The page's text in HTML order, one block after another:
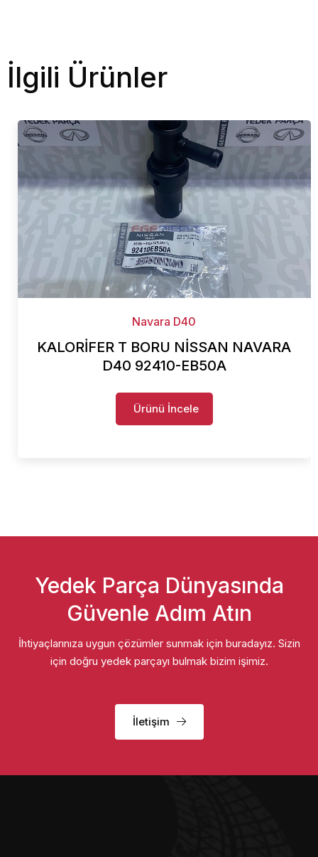
İlgili Ürünler
Navara D40
KALORİFER T BORU NİSSAN NAVARA
D40 92410-EB50A
Ürünü İncele
Yedek Parça Dünyasında
Güvenle Adım Atın
İhtiyaçlarınıza uygun çözümler sunmak için buradayız. Sizin
için doğru yedek parçayı bulmak bizim işimiz.
İletişim